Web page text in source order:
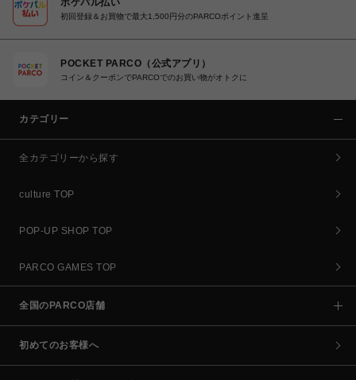
初回登録＆お買物で最大1,500円分のPARCOポイント進呈
POCKET PARCO（公式アプリ）
コイン＆クーポンでPARCOでのお買い物がオトクに
カテゴリー
全カテゴリーから探す
culture TOP
POP-UP SHOP TOP
PARCO GAMES TOP
全国のPARCO店舗
初めてのお客様へ